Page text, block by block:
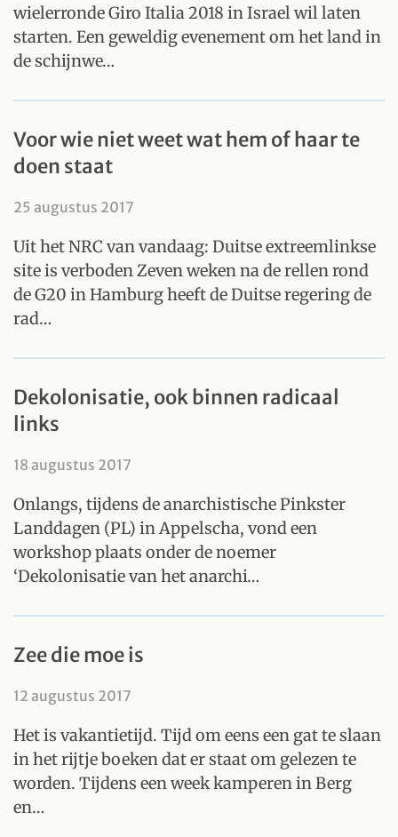
wielerronde Giro Italia 2018 in Israel wil laten
starten. Een geweldig evenement om het land in
de schijnwe…
Voor wie niet weet wat hem of haar te
doen staat
25 augustus 2017
Uit het NRC van vandaag: Duitse extreemlinkse
site is verboden Zeven weken na de rellen rond
de G20 in Hamburg heeft de Duitse regering de
rad…
Dekolonisatie, ook binnen radicaal
links
18 augustus 2017
Onlangs, tijdens de anarchistische Pinkster
Landdagen (PL) in Appelscha, vond een
workshop plaats onder de noemer
‘Dekolonisatie van het anarchi…
Zee die moe is
12 augustus 2017
Het is vakantietijd. Tijd om eens een gat te slaan
in het rijtje boeken dat er staat om gelezen te
worden. Tijdens een week kamperen in Berg
en…